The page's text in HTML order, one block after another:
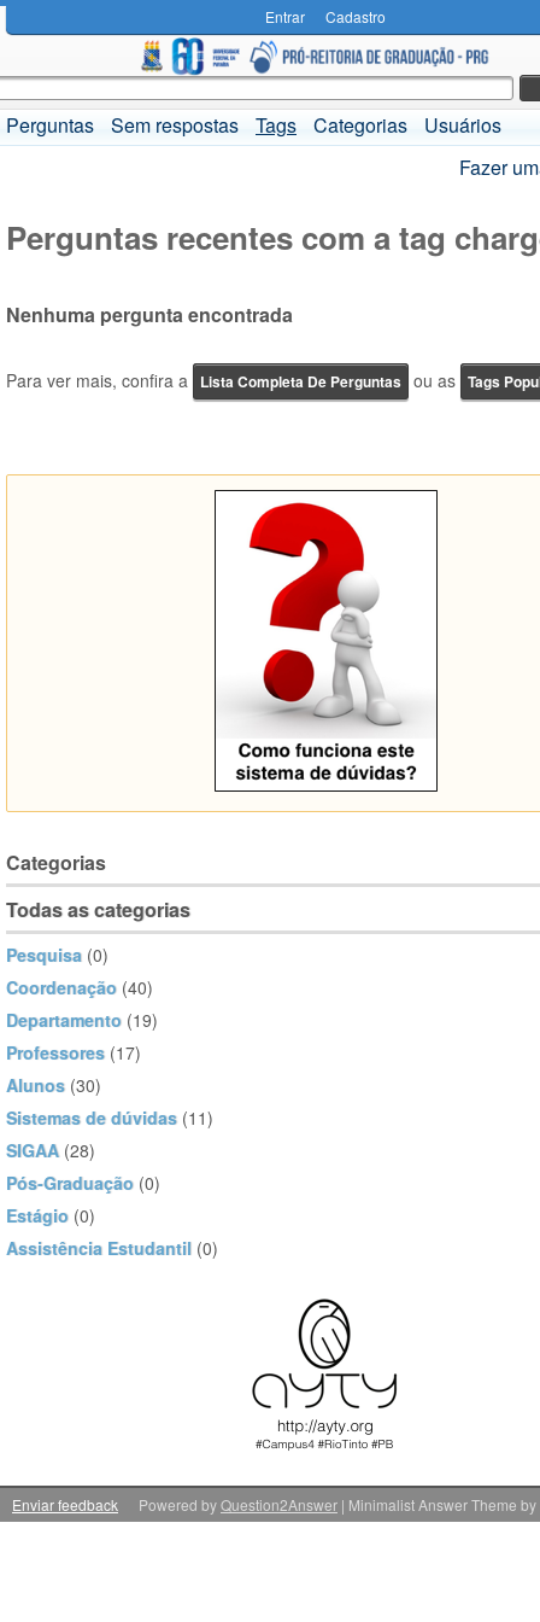
Entrar Cadastro
Perguntas Sem respostas Tags Categorias
Usuários
Fazer
Perguntas recentes com a tag
Nenhuma pergunta encontrada
Para ver mais, confira a Lista Completa De Perguntas ou as Tags
Categorias
Todas as categorias
Pesquisa (0)
Coordenação (40)
Departamento (19)
Professores (17)
Alunos (30)
Sistemas de dúvidas (11)
SIGAA (28)
Pós-Graduação (0)
Estágio (0)
Assistência Estudantil (0)
Enviar feedback | Minimalist Answer Theme by
Powered byQuestion2Answer